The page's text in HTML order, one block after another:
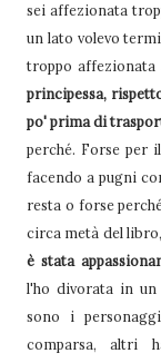
sei affezionata
un lato volevo
troppo affezionata
principessa,
po' prima di
perché. Forse per
facendo a pugni
resta o forse
circa metà del
è stata
l'ho divorata in
sono i
comparsa, altri